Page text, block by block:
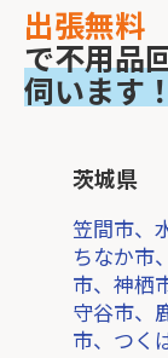
出張無料
で不用品
伺います！
茨城県
笠間市、
ちなか市
市、神栖
守谷市、
市、つく